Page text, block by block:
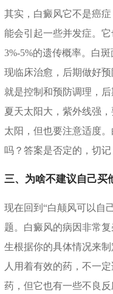
其实，白癜风它不是癌
能会引起一些并发症。
3%-5%的遗传概率。白
现临床治愈，后期做好
就是控制和预防调理，
夏天太阳大，紫外线强
太阳，但也要注意适度
吗？答案是否定的，切记
三、为啥不建议自己买
现在回到“白颠风可以自
题。白癜风的病因非常
生根据你的具体情况来
人用着有效的药，不一
药，但它也有一些不良